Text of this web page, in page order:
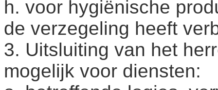
h. voor hygiënische
de verzegeling heeft
3. Uitsluiting van het
mogelijk voor diensten: